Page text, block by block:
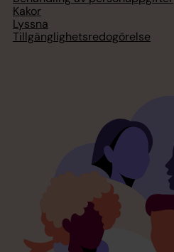
Kakor
Lyssna
Tillgänglighetsredogörelse